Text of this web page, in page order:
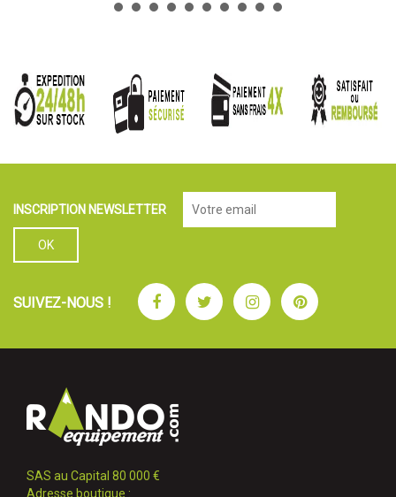
INSCRIPTION NEWSLETTER
SUIVEZ-NOUS ! FacebookTwitterInstagramPinterest
SAS au Capital 80 000 €
Adresse boutique :